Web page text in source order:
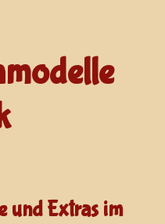
und Extras im